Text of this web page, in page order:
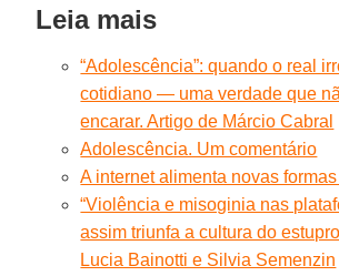
Leia mais
“Adolescência”: quando o real
cotidiano — uma verdade que
encarar. Artigo de Márcio Cabral
Adolescência. Um comentário
A internet alimenta novas
“Violência e misoginia nas
assim triunfa a cultura do
Lucia Bainotti e Silvia Semenzin